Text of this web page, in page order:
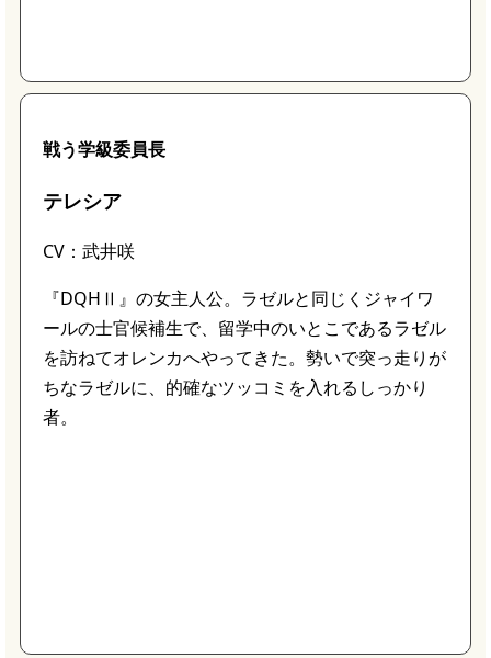
戦う学級委員長
テレシア
CV：武井咲
『DQHⅡ』の女主人公。ラゼルと同じくジャイワ
ールの士官候補生で、留学中のいとこであるラゼル
を訪ねてオレンカへやってきた。勢いで突っ走りが
ちなラゼルに、的確なツッコミを入れるしっかり
者。